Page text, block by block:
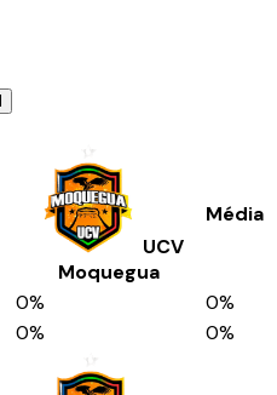
UCV
Moquegua
Média
0% 0%
0% 0%